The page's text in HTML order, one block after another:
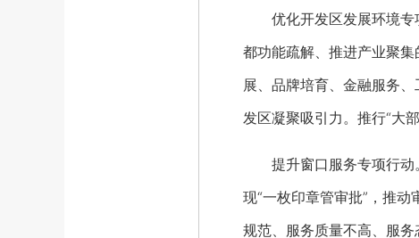
优化开发区发展环境专
都功能疏解、推进产业聚
展、品牌培育、金融服务
发区凝聚吸引力。推行“大
提升窗口服务专项行动。
现“一枚印章管审批”，推
规范、服务质量不高、服